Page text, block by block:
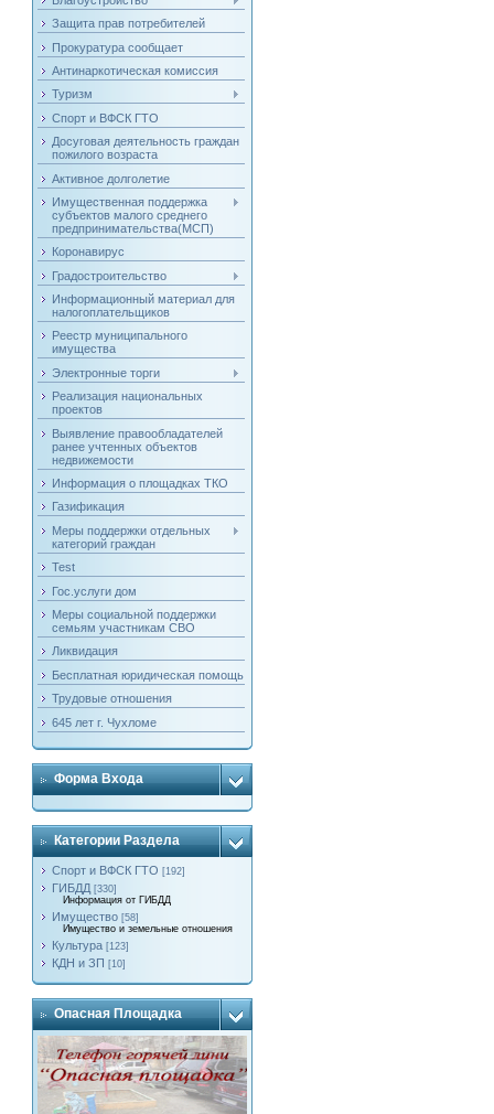
Защита прав потребителей
Прокуратура сообщает
Антинаркотическая комиссия
Туризм
Спорт и ВФСК ГТО
Досуговая деятельность граждан
пожилого возраста
Активное долголетие
Имущественная поддержка
субъектов малого среднего
предпринимательства(МСП)
Коронавирус
Градостроительство
Информационный материал для
налогоплательщиков
Реестр муниципального
имущества
Электронные торги
Реализация национальных
проектов
Выявление правообладателей
ранее учтенных объектов
недвижемости
Информация о площадках ТКО
Газификация
Меры поддержки отдельных
категорий граждан
Test
Гос.услуги дом
Меры социальной поддержки
семьям участникам СВО
Ликвидация
Бесплатная юридическая помощь
Трудовые отношения
645 лет г. Чухломе
Форма Входа
Категории Раздела
Спорт и ВФСК ГТО [192]
ГИБДД [330]
Информация от ГИБДД
Имущество [58]
Имущество и земельные отношения
Культура [123]
КДН и ЗП [10]
Опасная Площадка